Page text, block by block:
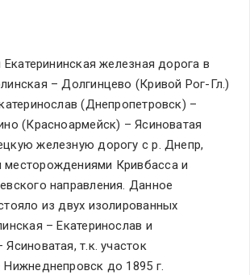
Екатерининская железная дорога в
– Долгинцево (Кривой Рог-Гл.)
(Днепропетровск) –
(Красноармейск) – Ясиноватая
железную дорогу с р. Днепр,
Кривбасса и
направления. Данное
из двух изолированных
– Екатеринослав и
т.к. участок
до 1895 г.